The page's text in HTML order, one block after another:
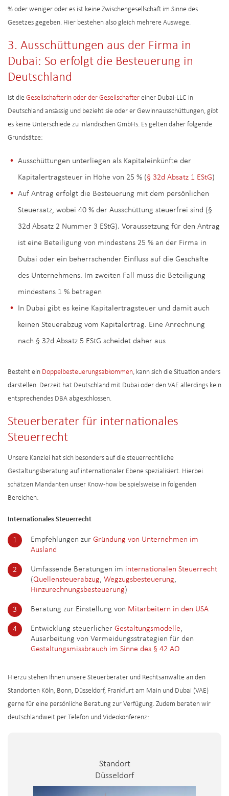
% oder weniger oder es ist keine Zwischengesellschaft im Sinne des
Gesetzes gegeben. Hier bestehen also gleich mehrere Auswege.
3. Ausschüttungen aus der Firma in
Dubai: So erfolgt die Besteuerung in
Deutschland
Ist die Gesellschafterin oder der Gesellschafter einer Dubai-LLC in
Deutschland ansässig und bezieht sie oder er Gewinnausschüttungen, gibt
es keine Unterschiede zu inländischen GmbHs. Es gelten daher folgende
Grundsätze:
Ausschüttungen unterliegen als Kapitaleinkünfte der
Kapitalertragsteuer in Höhe von 25 % (§ 32d Absatz 1 EStG)
Auf Antrag erfolgt die Besteuerung mit dem persönlichen
Steuersatz, wobei 40 % der Ausschüttung steuerfrei sind (§
32d Absatz 2 Nummer 3 EStG). Voraussetzung für den Antrag
ist eine Beteiligung von mindestens 25 % an der Firma in
Dubai oder ein beherrschender Einfluss auf die Geschäfte
des Unternehmens. Im zweiten Fall muss die Beteiligung
mindestens 1 % betragen
In Dubai gibt es keine Kapitalertragsteuer und damit auch
keinen Steuerabzug vom Kapitalertrag. Eine Anrechnung
nach § 32d Absatz 5 EStG scheidet daher aus
Besteht ein Doppelbesteuerungsabkommen, kann sich die Situation anders
darstellen. Derzeit hat Deutschland mit Dubai oder den VAE allerdings kein
entsprechendes DBA abgeschlossen.
Steuerberater für internationales
Steuerrecht
Unsere Kanzlei hat sich besonders auf die steuerrechtliche
Gestaltungsberatung auf internationaler Ebene spezialisiert. Hierbei
schätzen Mandanten unser Know-how beispielsweise in folgenden
Bereichen:
Internationales Steuerrecht
Empfehlungen zur Gründung von Unternehmen im
Ausland
Umfassende Beratungen im internationalen Steuerrecht
(Quellensteuerabzug, Wegzugsbesteuerung,
Hinzurechnungsbesteuerung)
Beratung zur Einstellung von Mitarbeitern in den USA
Entwicklung steuerlicher Gestaltungsmodelle,
Ausarbeitung von Vermeidungsstrategien für den
Gestaltungsmissbrauch im Sinne des § 42 AO
Hierzu stehen Ihnen unsere Steuerberater und Rechtsanwälte an den
Standorten Köln, Bonn, Düsseldorf, Frankfurt am Main und Dubai (VAE)
gerne für eine persönliche Beratung zur Verfügung. Zudem beraten wir
deutschlandweit per Telefon und Videokonferenz:
Standort
Düsseldorf